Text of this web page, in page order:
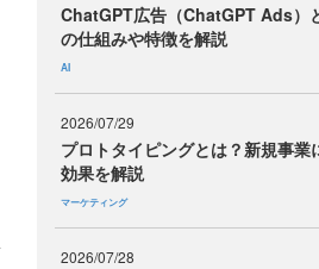
ChatGPT広告（ChatGPT Ads）
の仕組みや特徴を解説
AI
2026/07/29
プロトタイピングとは？新規事業
効果を解説
マーケティング
2026/07/28